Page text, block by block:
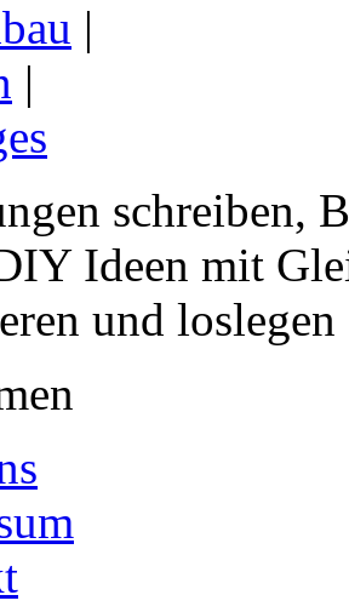
|
|
schreiben,
Ideen mit
und loslegen